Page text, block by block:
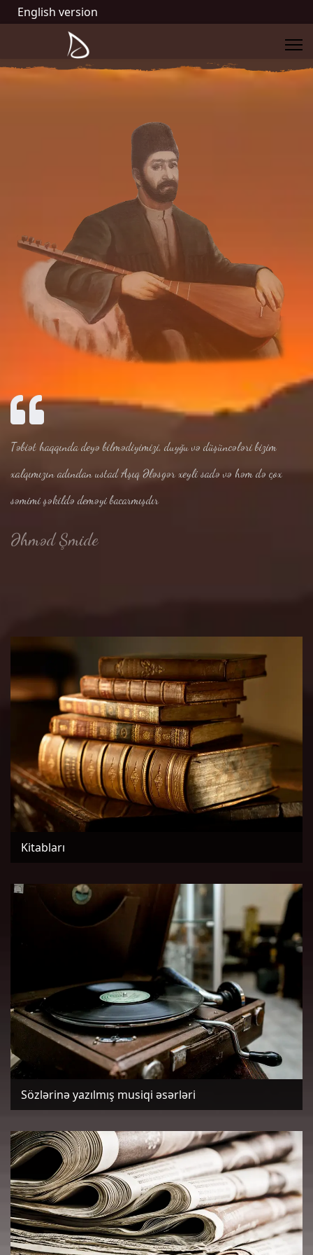
English version
Təbiət haqqında deyə bilmədiyimizi, duyğu və düşüncələri bizim
xalqımızın adından ustad Aşıq Ələsgər xeyli sadə və həm də çox
səmimi şəkildə deməyi bacarmışdır
Əhməd Şmide
Kitabları
Sözlərinə yazılmış musiqi əsərləri